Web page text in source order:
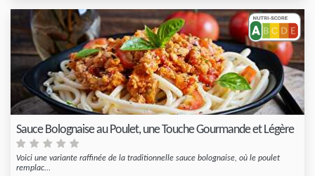
Sauce Bolognaise au Poulet, une Touche Gourmande et Légère
Voici une variante raffinée de la traditionnelle sauce bolognaise, où le poulet
remplac...